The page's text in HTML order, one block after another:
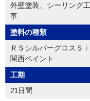
外壁塗装、シーリング
事
塗料の種類
ＲＳシルバーグロスＳ
関西ペイント
工期
21日間